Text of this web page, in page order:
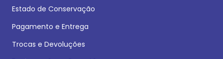
Estado de Conservação
Pagamento e Entrega
Trocas e Devoluções